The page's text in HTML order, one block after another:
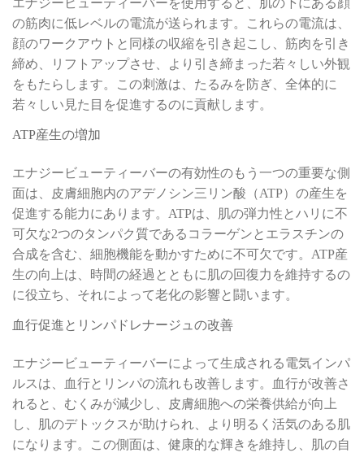
エナジービューティーバーを使用すると、肌の下にある顔
の筋肉に低レベルの電流が送られます。これらの電流は、
顔のワークアウトと同様の収縮を引き起こし、筋肉を引き
締め、リフトアップさせ、より引き締まった若々しい外観
をもたらします。この刺激は、たるみを防ぎ、全体的に
若々しい見た目を促進するのに貢献します。
ATP産生の増加
エナジービューティーバーの有効性のもう一つの重要な側
面は、皮膚細胞内のアデノシン三リン酸（ATP）の産生を
促進する能力にあります。ATPは、肌の弾力性とハリに不
可欠な2つのタンパク質であるコラーゲンとエラスチンの
合成を含む、細胞機能を動かすために不可欠です。ATP産
生の向上は、時間の経過とともに肌の回復力を維持するの
に役立ち、それによって老化の影響と闘います。
血行促進とリンパドレナージュの改善
エナジービューティーバーによって生成される電気インパ
ルスは、血行とリンパの流れも改善します。血行が改善さ
れると、むくみが減少し、皮膚細胞への栄養供給が向上
し、肌のデトックスが助けられ、より明るく活気のある肌
になります。この側面は、健康的な輝きを維持し、肌の自